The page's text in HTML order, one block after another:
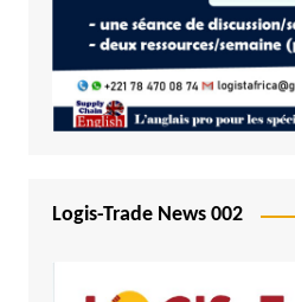
Logis-Trade News 002